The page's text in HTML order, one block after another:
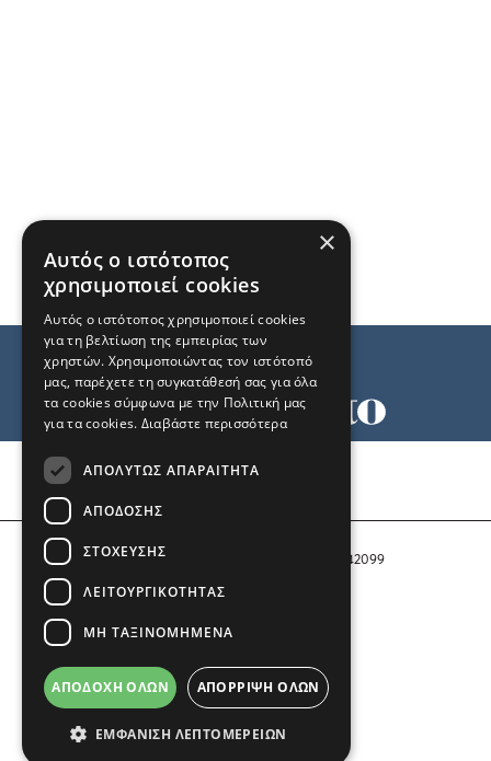
Αριθμός Πιστοποίησης Μ.Η.Τ. 242099
COPYRIGHT © 2026 Το Μανιφέστο
×
Αυτός ο ιστότοπος
χρησιμοποιεί cookies
Αυτός ο ιστότοπος χρησιμοποιεί cookies
για τη βελτίωση της εμπειρίας των
χρηστών. Χρησιμοποιώντας τον ιστότοπό
μας, παρέχετε τη συγκατάθεσή σας για όλα
τα cookies σύμφωνα με την Πολιτική μας
για τα cookies. Διαβάστε περισσότερα
ΑΠΟΛΎΤΩΣ ΑΠΑΡΑΊΤΗΤΑ
ΑΠΌΔΟΣΗΣ
ΣΤΌΧΕΥΣΗΣ
ΛΕΙΤΟΥΡΓΙΚΌΤΗΤΑΣ
ΜΗ ΤΑΞΙΝΟΜΗΜΈΝΑ
ΑΠΟΔΟΧΉ ΌΛΩΝ ΑΠΌΡΡΙΨΗ ΌΛΩΝ
ΕΜΦΆΝΙΣΗ ΛΕΠΤΟΜΕΡΕΙΏΝ